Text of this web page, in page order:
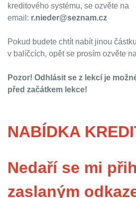
kreditového systému, se ozvěte na
email: r.nieder@seznam.cz
Pokud budete chtít nabít jinou
v balíčcích, opět se prosím ozvěte
Pozor! Odhlásit se z lekcí je
před začátkem lekce!
NABÍDKA
Nedaří se mi
zaslaným